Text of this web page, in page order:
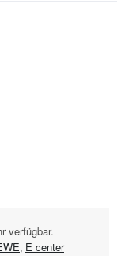
verfügbar.
, E center